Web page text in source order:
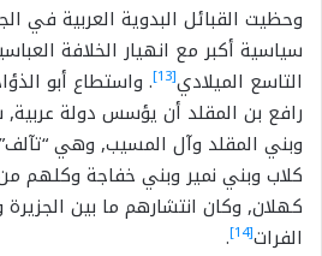
وحظيت القبائل البدوية العربية في
سياسية أكبر مع انهيار الخلافة
التاسع الميلادي[13]
. واستطاع أبو
رافع بن المقلد أن يؤسس دولة
وبني المقلد وآل المسيب, وهي
كلاب وبني نمير وبني خفاجة وكلهم
كهلان, وكان انتشارهم ما بين
الفرات[14]
.